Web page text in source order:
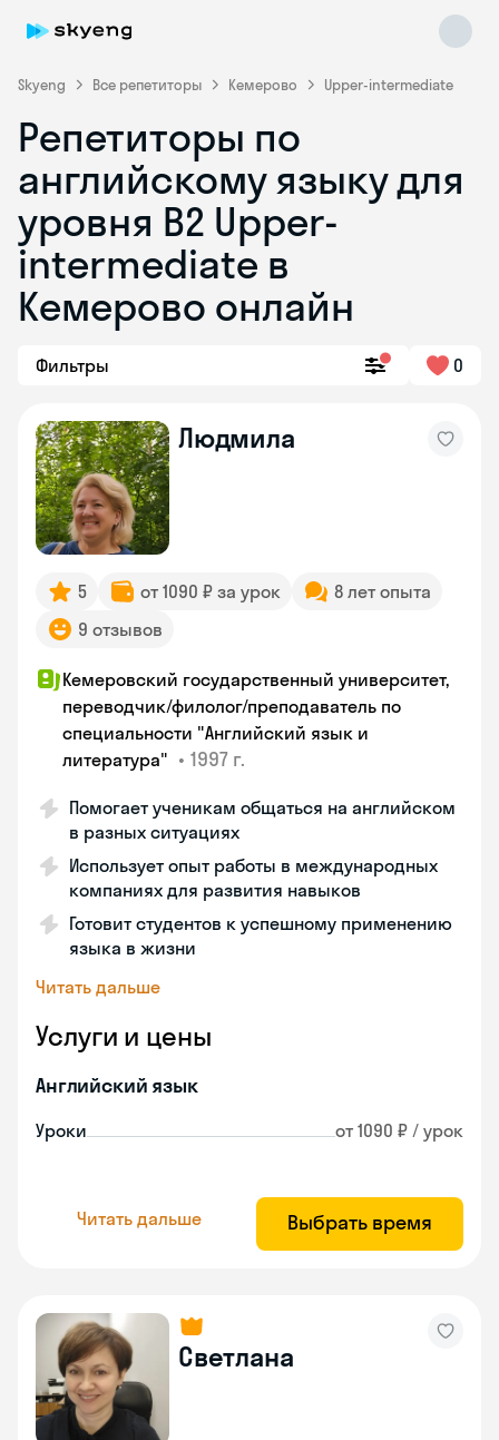
Skyeng Все репетиторы Кемерово Upper-intermediate
Репетиторы по
английскому языку для
уровня B2 Upper-
intermediate в
Кемерово онлайн
Фильтры 0
Людмила
5 от 1090 ₽ за урок
8 лет опыта
9 отзывов
Кемеровский государственный университет,
переводчик/филолог/преподаватель по
специальности "Английский язык и
литература" • 1997 г.
Помогает ученикам общаться на английском
в разных ситуациях
Использует опыт работы в международных
компаниях для развития навыков
Готовит студентов к успешному применению
языка в жизни
Читать дальше
Услуги и цены
Английский язык
Уроки от 1090 ₽ / урок
Читать дальше Выбрать время
Светлана
online